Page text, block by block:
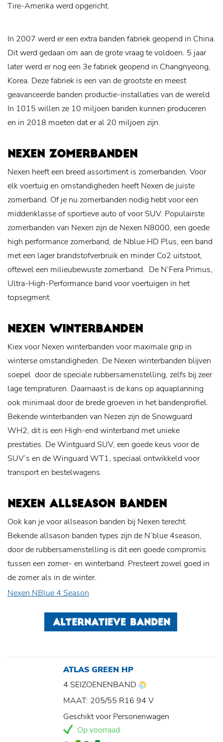
Tire-Amerika werd opgericht.
In 2007 werd er een extra banden fabriek geopend in China.
Dit werd gedaan om aan de grote vraag te voldoen. 5 jaar
later werd er nog een 3e fabriek geopend in Changnyeong,
Korea. Deze fabriek is een van de grootste en meest
geavanceerde banden productie-installaties van de wereld.
In 1015 willen ze 10 miljoen banden kunnen produceren
en in 2018 moeten dat er al 20 miljoen zijn.
NEXEN ZOMERBANDEN
Nexen heeft een breed assortiment is zomerbanden. Voor
elk voertuig en omstandigheden heeft Nexen de juiste
zomerband. Of je nu zomerbanden nodig hebt voor een
middenklasse of sportieve auto of voor SUV. Populairste
zomerbanden van Nexen zijn de Nexen N8000, een goede
high performance zomerband, de Nblue HD Plus, een band
met een lager brandstofverbruik en minder Co2 uitstoot,
oftewel een milieubewuste zomerband. De N’Fera Primus,
Ultra-High-Performance band voor voertuigen in het
topsegment.
NEXEN WINTERBANDEN
Kiex voor Nexen winterbanden voor maximale grip in
winterse omstandigheden. De Nexen winterbanden blijven
soepel door de speciale rubbersamenstelling, zelfs bij zeer
lage tempraturen. Daarnaast is de kans op aquaplanning
ook minimaal door de brede groeven in het bandenprofiel.
Bekende winterbanden van Nezen zijn de Snowguard
WH2, dit is een High-end winterband met unieke
prestaties. De Wintguard SUV, een goede keus voor de
SUV’s en de Winguard WT1, speciaal ontwikkeld voor
transport en bestelwagens.
NEXEN ALLSEASON BANDEN
Ook kan je voor allseason banden bij Nexen terecht.
Bekende allsason banden types zijn de N’blue 4season,
door de rubbersamenstelling is dit een goede compromis
tussen een zomer- en winterband. Presteert zowel goed in
de zomer als in de winter.
Nexen NBlue 4 Season
ALTERNATIEVE BANDEN
ATLAS GREEN HP
4 SEIZOENENBAND
MAAT: 205/55 R16 94 V
Geschikt voor Personenwagen
Op voorraad